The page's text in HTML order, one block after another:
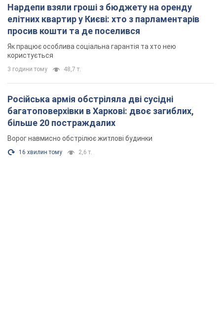
Нардепи взяли гроші з бюджету на оренду
елітних квартир у Києві: хто з парламентарів
просив кошти та де поселився
Як працює особлива соціальна гарантія та хто нею
користується
3 години тому 48,7 т.
Російська армія обстріляла дві сусідні
багатоповерхівки в Харкові: двоє загиблих,
більше 20 постраждалих
Ворог навмисно обстрілює житлові будинки
16 хвилин тому 2,6 т.